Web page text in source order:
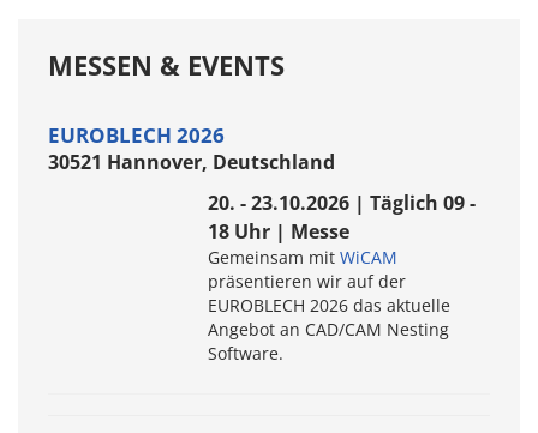
MESSEN & EVENTS
EUROBLECH 2026
30521 Hannover, Deutschland
20. - 23.10.2026 | Täglich 09 -
18 Uhr | Messe
Gemeinsam mit WiCAM
präsentieren wir auf der
EUROBLECH 2026 das aktuelle
Angebot an CAD/CAM Nesting
Software.